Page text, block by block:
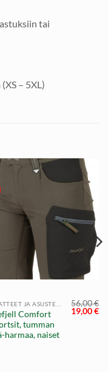
tai
– 5XL)
Comfort
tumman
harmaa, naiset
56,00€
hinta
19,00€